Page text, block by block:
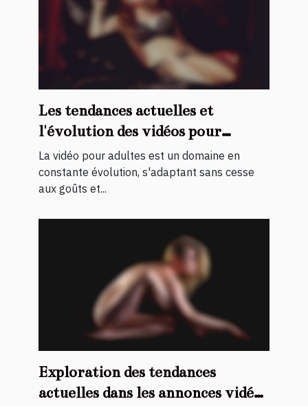
Les tendances actuelles et
l'évolution des vidéos pour
adultes avec des actrices
maghrébines
La vidéo pour adultes est un domaine en
constante évolution, s'adaptant sans cesse
aux goûts et...
Exploration des tendances
actuelles dans les annonces vidéo